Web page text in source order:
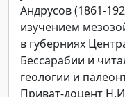
Андрусов (1861-
изучением
в губерниях
Бессарабии и
геологии и
Приват-доцент